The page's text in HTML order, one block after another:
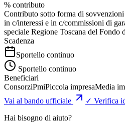
% contributo
Contributo sotto forma di
in c/interessi e in c/commissioni di
speciale Regione Toscana del Fondo
Scadenza
Sportello continuo
Sportello continuo
Beneficiari
ConsorziPmiPiccola impresaMedia
Vai al bando ufficiale
✓ Verifica
Hai bisogno di aiuto?